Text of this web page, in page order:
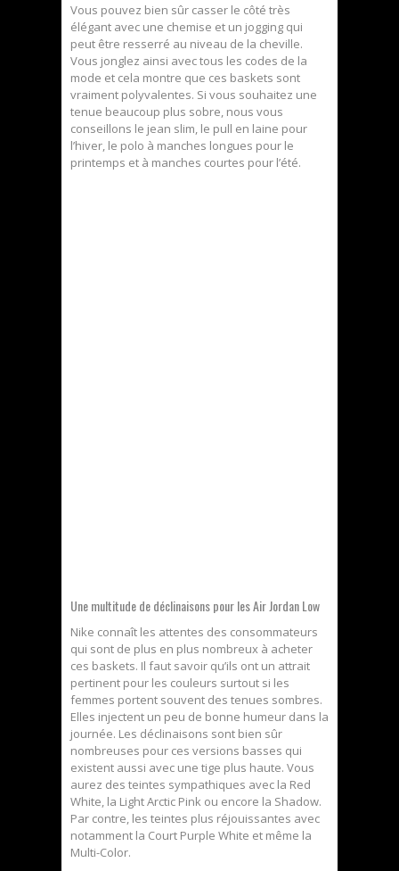
Vous pouvez bien sûr casser le côté très
élégant avec une chemise et un jogging qui
peut être resserré au niveau de la cheville.
Vous jonglez ainsi avec tous les codes de la
mode et cela montre que ces baskets sont
vraiment polyvalentes. Si vous souhaitez une
tenue beaucoup plus sobre, nous vous
conseillons le jean slim, le pull en laine pour
l’hiver, le polo à manches longues pour le
printemps et à manches courtes pour l’été.
Une multitude de déclinaisons pour les Air Jordan Low
Nike connaît les attentes des consommateurs
qui sont de plus en plus nombreux à acheter
ces baskets. Il faut savoir qu’ils ont un attrait
pertinent pour les couleurs surtout si les
femmes portent souvent des tenues sombres.
Elles injectent un peu de bonne humeur dans la
journée. Les déclinaisons sont bien sûr
nombreuses pour ces versions basses qui
existent aussi avec une tige plus haute. Vous
aurez des teintes sympathiques avec la Red
White, la Light Arctic Pink ou encore la Shadow.
Par contre, les teintes plus réjouissantes avec
notamment la Court Purple White et même la
Multi-Color.